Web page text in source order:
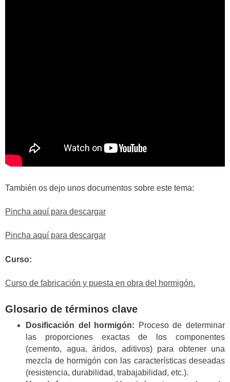
También os dejo unos documentos sobre este tema:
Pincha aquí para descargar
Pincha aquí para descargar
Curso:
Curso de fabricación y puesta en obra del hormigón.
Glosario de términos clave
Dosificación del hormigón: Proceso de determinar
las proporciones exactas de los componentes
(cemento, agua, áridos, aditivos) para obtener una
mezcla de hormigón con las características deseadas
(resistencia, durabilidad, trabajabilidad, etc.).